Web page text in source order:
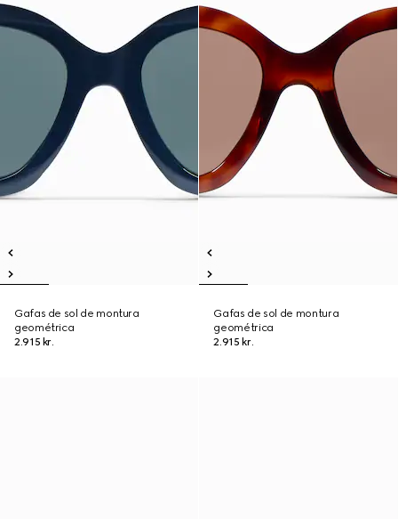
Gafas de sol de montura
geométrica
2.915 kr.
Gafas de sol de montura
geométrica
2.915 kr.